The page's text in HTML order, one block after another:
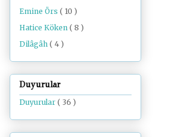
Emine Örs ( 10 )
Hatice Köken ( 8 )
Dilâgâh ( 4 )
Duyurular
Duyurular ( 36 )